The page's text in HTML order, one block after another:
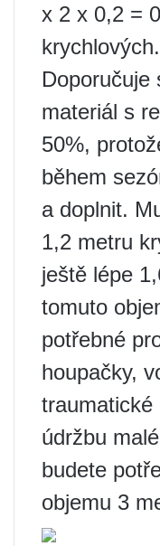
x 2 x 0,2 =
krychlových.
Doporučuje
materiál s
50%,
během
a doplnit.
1,2 metru
ještě lépe
tomuto
potřebné
houpačky,
traumatické
údržbu
budete
objemu 3